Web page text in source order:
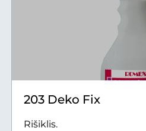
203 Deko Fix
Rišiklis.